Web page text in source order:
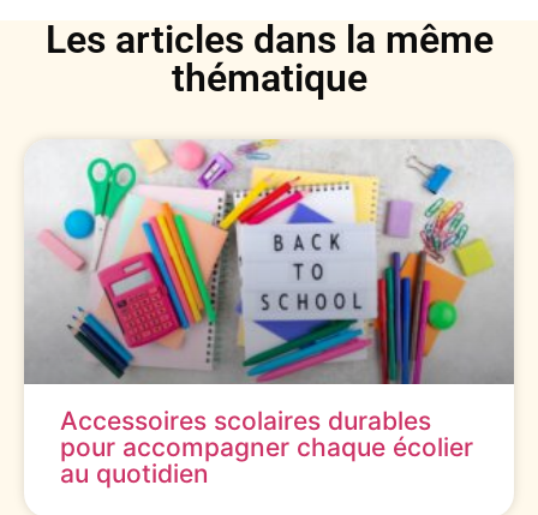
Les articles dans la même
thématique
Accessoires scolaires durables
pour accompagner chaque écolier
au quotidien